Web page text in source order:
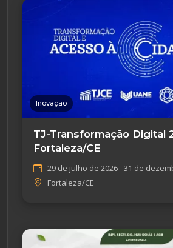
Inovação
TJ-Transformação Digital
Fortaleza/CE
29 de julho de 2026 - 31 de
Fortaleza/CE